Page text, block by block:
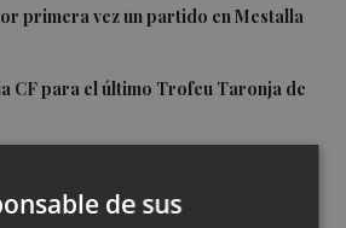
primera vez un partido en Mestalla
CF para el último Trofeu Taronja de
de sus